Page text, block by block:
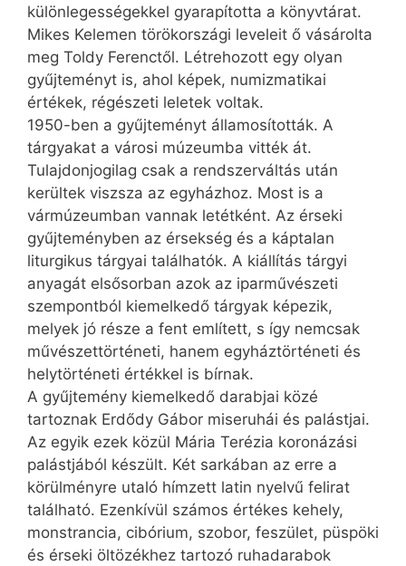
különlegességekkel gyarapította a könyvtárat.
Mikes Kelemen törökországi leveleit ő vásárolta
meg Toldy Ferenctől. Létrehozott egy olyan
gyűjteményt is, ahol képek, numizmatikai
értékek, régészeti leletek voltak.
1950-ben a gyűjteményt államosították. A
tárgyakat a városi múzeumba vitték át.
Tulajdonjogilag csak a rendszerváltás után
kerültek viszsza az egyházhoz. Most is a
vármúzeumban vannak letétként. Az érseki
gyűjteményben az érsekség és a káptalan
liturgikus tárgyai találhatók. A kiállítás tárgyi
anyagát elsősorban azok az iparművészeti
szempontból kiemelkedő tárgyak képezik,
melyek jó része a fent említett, s így nemcsak
művészettörténeti, hanem egyháztörténeti és
helytörténeti értékkel is bírnak.
A gyűjtemény kiemelkedő darabjai közé
tartoznak Erdődy Gábor miseruhái és palástjai.
Az egyik ezek közül Mária Terézia koronázási
palástjából készült. Két sarkában az erre a
körülményre utaló hímzett latin nyelvű felirat
található. Ezenkívül számos értékes kehely,
monstrancia, cibórium, szobor, feszület, püspöki
és érseki öltözékhez tartozó ruhadarabok